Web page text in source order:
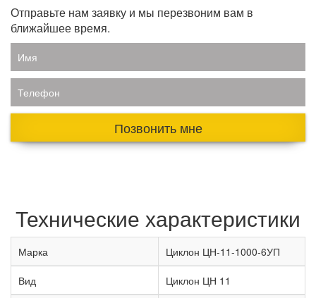
Отправьте нам заявку и мы перезвоним вам в
ближайшее время.
Имя
Телефон
Позвонить мне
Технические характеристики
Марка Циклон ЦН-11-1000-6УП
Вид Циклон ЦН 11